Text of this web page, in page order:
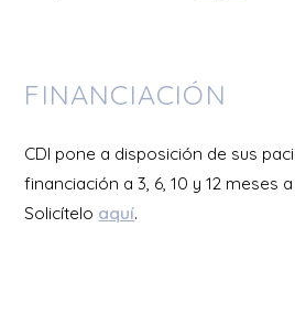
FINANCIACIÓN
CDI pone a disposición de sus
financiación a 3, 6, 10 y 12 meses
Solicítelo aquí.